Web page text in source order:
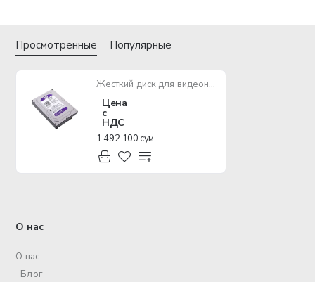
Просмотренные Популярные
Жесткий диск для видеонаблюдения WD - Purple - WD40PURX-78
Цена
с
НДС
1 492 100 сум
О нас
О нас
Блог